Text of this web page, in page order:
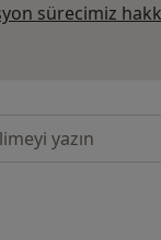
sürecimiz
ara